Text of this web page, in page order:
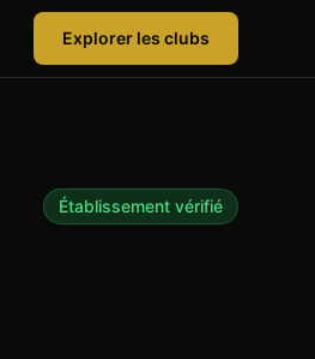
Explorer les clubs
Établissement vérifié